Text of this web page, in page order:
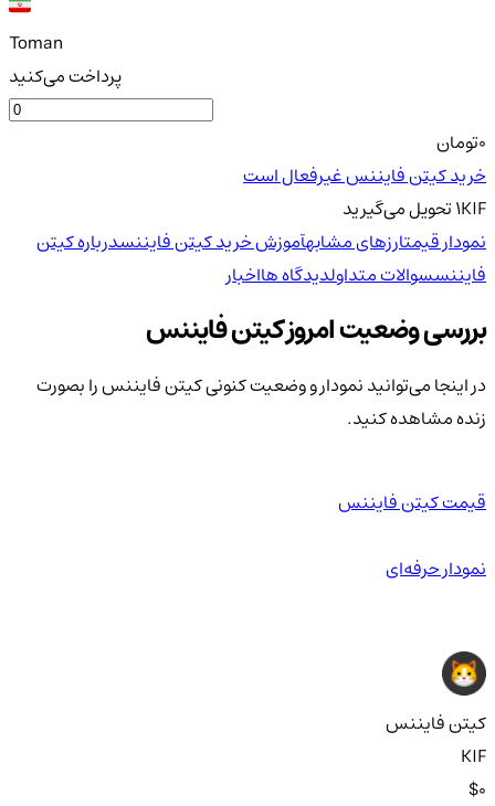
Toman
پرداخت می‌کنید
تومان
خرید کیتن فایننس غیرفعال است
1KIFتحویلمی‌گیرید
نمودار قیمتارزهای مشابهآموزش خرید کیتن فایننسدرباره کیتن
فایننسسوالات متداولدیدگاه هااخبار
بررسی وضعیت امروز کیتن فایننس
در اینجا می‌توانید نمودار و وضعیت کنونی کیتن فایننس را بصورت
زنده مشاهده کنید.
قیمت کیتن فایننس
نمودار حرفه‌ای
کیتن فایننس
KIF
$0